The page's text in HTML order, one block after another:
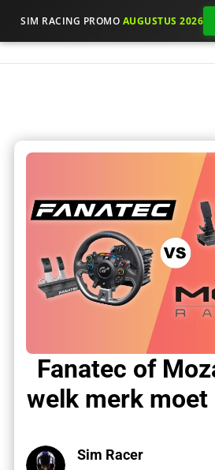
SIM RACING PROMO AUGUSTUS 2026
Fanatec of
welk merk moet
Sim Racer